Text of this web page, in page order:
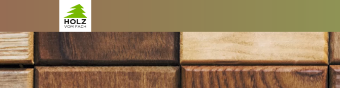
Zum Inhalt springen